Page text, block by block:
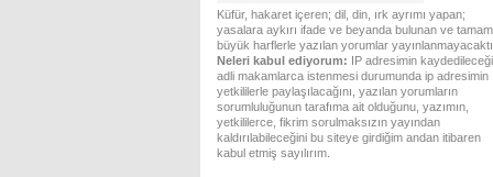
Küfür, hakaret içeren; dil, din, ırk ayrımı yapan;
yasalara aykırı ifade ve beyanda bulunan ve
büyük harflerle yazılan yorumlar
Neleri kabul ediyorum: IP adresimin
adli makamlarca istenmesi durumunda ip adresimin
yetkililerle paylaşılacağını, yazılan yorumların
sorumluluğunun tarafıma ait olduğunu, yazımın,
yetkililerce, fikrim sorulmaksızın yayından
kaldırılabileceğini bu siteye girdiğim andan itibaren
kabul etmiş sayılırım.